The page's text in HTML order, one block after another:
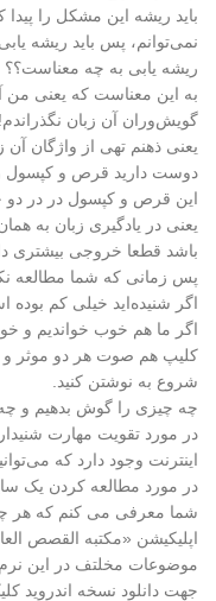
باید ریشه این مشکل را پیدا
نمی‌توانم، پس باید ریشه یابی
ریشه یابی به چه معناست؟؟
به این معناست که یعنی من
گویش‌وران آن زبان نگذراندم!
یعنی ذهنم تهی از واژگان
دوست دارید قرص و کپسول
این قرص و کپسول در در
یعنی در یادگیری زبان به
باشد قطعا خروجی بیشتری
پس زمانی که شما مطالعه
اگر شنیده‌اید خیلی کم بوده
اگر ما هم خوب خواندیم و
کلیپ هم صوت هر دو موثر و
شروع به نوشتن کنید.
چه چیزی را گوش بدهیم و
در مورد تقویت مهارت
اینترنت وجود دارد که
در مورد مطالعه کردن یک
شما معرفی می کنم که هر
اپلیکیشن «مکتبه القصص
موضوعات مخلتف در این نرم
جهت دانلود نسخه اندرويد